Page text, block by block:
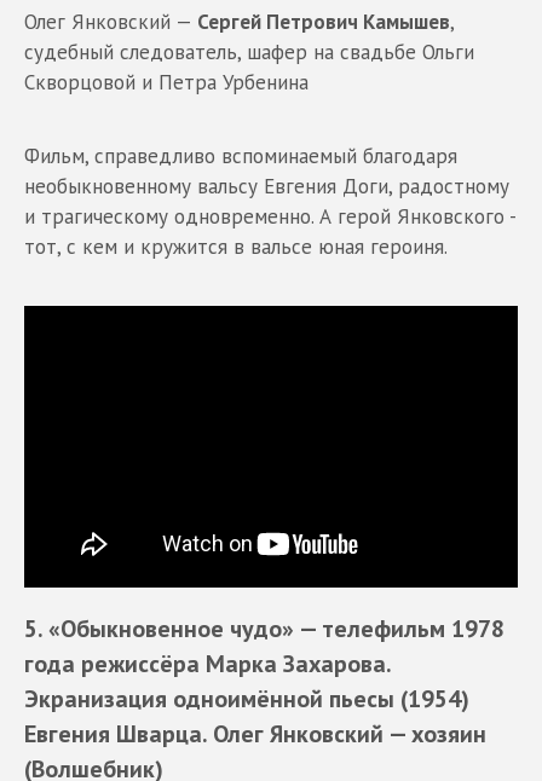
Олег Янковский — Сергей Петрович Камышев,
судебный следователь, шафер на свадьбе Ольги
Скворцовой и Петра Урбенина
Фильм, справедливо вспоминаемый благодаря
необыкновенному вальсу Евгения Доги, радостному
и трагическому одновременно. А герой Янковского -
тот, с кем и кружится в вальсе юная героиня.
5. «Обыкновенное чудо» — телефильм 1978
года режиссёра Марка Захарова.
Экранизация одноимённой пьесы (1954)
Евгения Шварца. Олег Янковский — хозяин
(Волшебник)